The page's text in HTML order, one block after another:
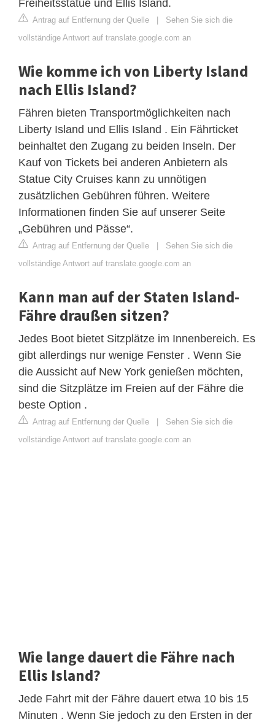
Freiheitsstatue und Ellis Island.
Antrag auf Entfernung der Quelle | Sehen Sie sich die
vollständige Antwort auf translate.google.com an
Wie komme ich von Liberty Island
nach Ellis Island?
Fähren bieten Transportmöglichkeiten nach
Liberty Island und Ellis Island . Ein Fährticket
beinhaltet den Zugang zu beiden Inseln. Der
Kauf von Tickets bei anderen Anbietern als
Statue City Cruises kann zu unnötigen
zusätzlichen Gebühren führen. Weitere
Informationen finden Sie auf unserer Seite
„Gebühren und Pässe“.
Antrag auf Entfernung der Quelle | Sehen Sie sich die
vollständige Antwort auf translate.google.com an
Kann man auf der Staten Island-
Fähre draußen sitzen?
Jedes Boot bietet Sitzplätze im Innenbereich. Es
gibt allerdings nur wenige Fenster . Wenn Sie
die Aussicht auf New York genießen möchten,
sind die Sitzplätze im Freien auf der Fähre die
beste Option .
Antrag auf Entfernung der Quelle | Sehen Sie sich die
vollständige Antwort auf translate.google.com an
Wie lange dauert die Fähre nach
Ellis Island?
Jede Fahrt mit der Fähre dauert etwa 10 bis 15
Minuten . Wenn Sie jedoch zu den Ersten in der